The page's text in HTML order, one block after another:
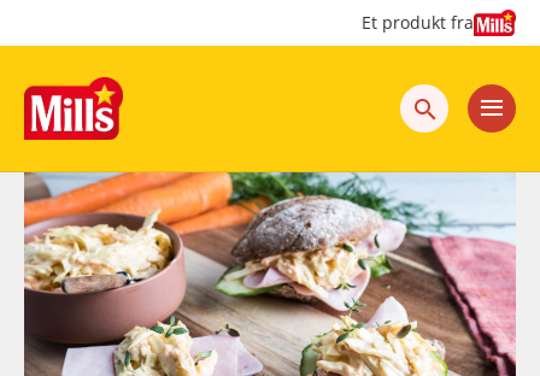
Et produkt fra